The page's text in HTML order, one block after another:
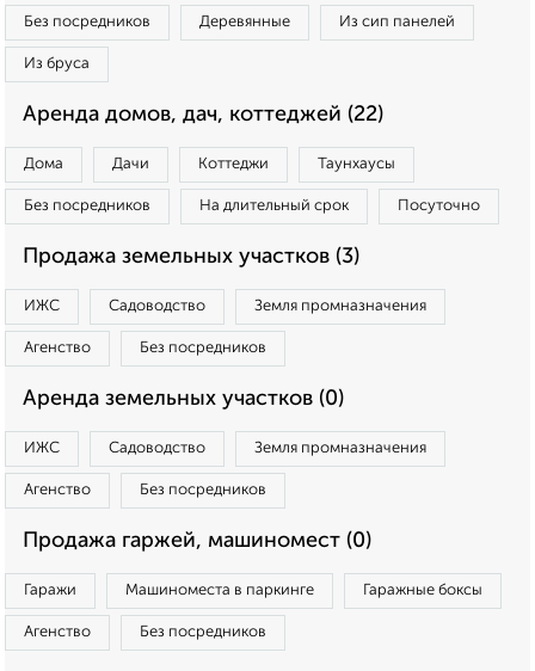
Без посредников Деревянные Из сип панелей
Из бруса
Аренда домов, дач, коттеджей (22)
Дома Дачи Коттеджи Таунхаусы
Без посредников На длительный срок Посуточно
Продажа земельных участков (3)
ИЖС Садоводство Земля промназначения
Агенство Без посредников
Аренда земельных участков (0)
ИЖС Садоводство Земля промназначения
Агенство Без посредников
Продажа гаржей, машиномест (0)
Гаражи Машиноместа в паркинге Гаражные боксы
Агенство Без посредников